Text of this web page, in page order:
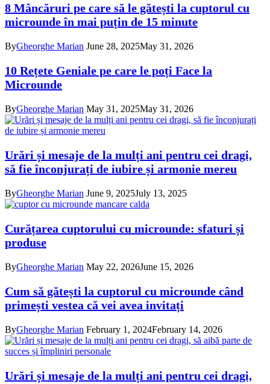
8 Mâncăruri pe care să le gătești la cuptorul cu
microunde în mai puțin de 15 minute
ByGheorghe Marian June 28, 2025May 31, 2026
10 Rețete Geniale pe care le poți Face la
Microunde
ByGheorghe Marian May 31, 2025May 31, 2026
Urări și mesaje de la mulți ani pentru cei dragi,
să fie înconjurați de iubire și armonie mereu
ByGheorghe Marian June 9, 2025July 13, 2025
Curățarea cuptorului cu microunde: sfaturi și
produse
ByGheorghe Marian May 22, 2026June 15, 2026
Cum să gătești la cuptorul cu microunde când
primești vestea că vei avea invitați
ByGheorghe Marian February 1, 2024February 14, 2026
Urări și mesaje de la mulți ani pentru cei dragi,